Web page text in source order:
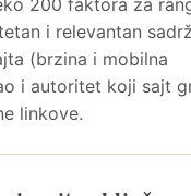
i relevantan
(brzina i mobilna
i autoritet koji sajt
linkove.